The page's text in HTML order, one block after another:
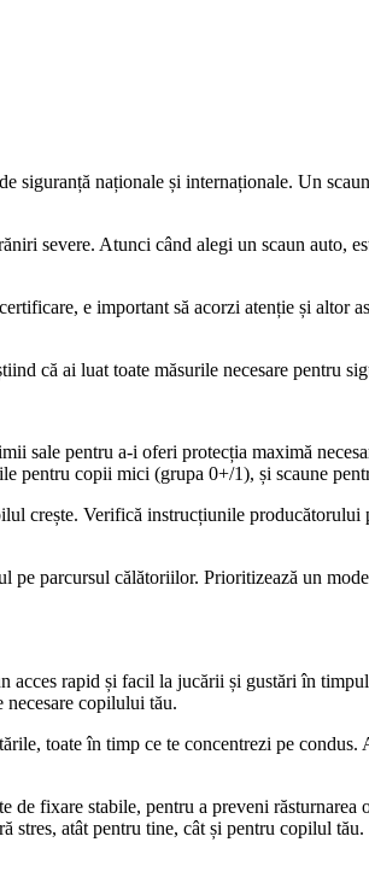
siguranță naționale și internaționale. Un
severe. Atunci când alegi un scaun auto,
e important să acorzi atenție și altor
că ai luat toate măsurile necesare pentru
sale pentru a-i oferi protecția maximă
pentru copii mici (grupa 0+/1), și scaune
crește. Verifică instrucțiunile producătorului
parcursul călătoriilor. Prioritizează un
acces rapid și facil la jucării și gustări în
necesare copilului tău.
toate în timp ce te concentrezi pe
de fixare stabile, pentru a preveni
stres, atât pentru tine, cât și pentru copilul tău.